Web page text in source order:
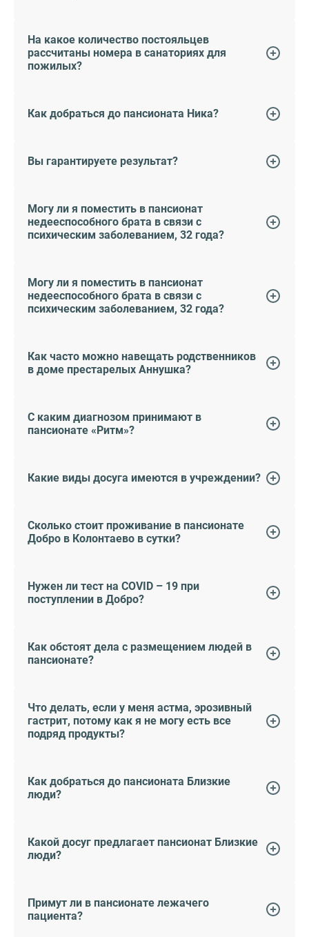
На какое количество постояльцев
рассчитаны номера в санаториях для
пожилых?
Как добраться до пансионата Ника?
Вы гарантируете результат?
Могу ли я поместить в пансионат
недееспособного брата в связи с
психическим заболеванием, 32 года?
Могу ли я поместить в пансионат
недееспособного брата в связи с
психическим заболеванием, 32 года?
Как часто можно навещать родственников
в доме престарелых Аннушка?
С каким диагнозом принимают в
пансионате «Ритм»?
Какие виды досуга имеются в учреждении?
Сколько стоит проживание в пансионате
Добро в Колонтаево в сутки?
Нужен ли тест на COVID – 19 при
поступлении в Добро?
Как обстоят дела с размещением людей в
пансионате?
Что делать, если у меня астма, эрозивный
гастрит, потому как я не могу есть все
подряд продукты?
Как добраться до пансионата Близкие
люди?
Какой досуг предлагает пансионат Близкие
люди?
Примут ли в пансионате лежачего
пациента?